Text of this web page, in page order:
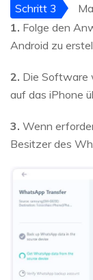
Schritt 3
1. Folge den
Android zu
2. Die Software
auf das iPhone
3. Wenn
Besitzer des